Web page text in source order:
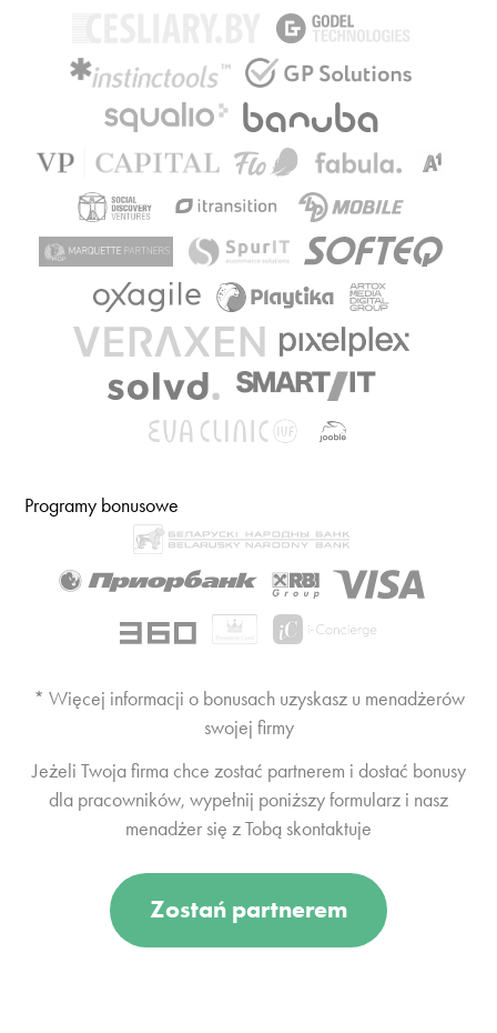
Programy bonusowe
* Więcej informacji o bonusach uzyskasz u menadżerów
swojej firmy
Jeżeli Twoja firma chce zostać partnerem i dostać bonusy
dla pracowników, wypełnij poniższy formularz i nasz
menadżer się z Tobą skontaktuje
Zostań partnerem